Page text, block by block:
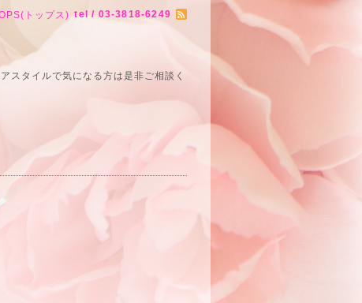
トップス) tel / 03-3818-6249
スタイルで気になる方は是非ご相談く